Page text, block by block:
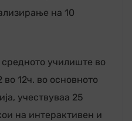
на 10
училиште во
12ч. во основното
учествуваа 25
на интерактивен и